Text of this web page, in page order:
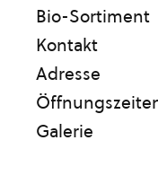
Bio-Sortiment
Kontakt
Adresse
Galerie